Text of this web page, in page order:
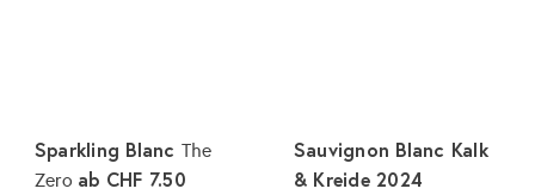
Sparkling Blanc The
Zero ab CHF 7.50
Sauvignon Blanc Kalk
& Kreide 2024